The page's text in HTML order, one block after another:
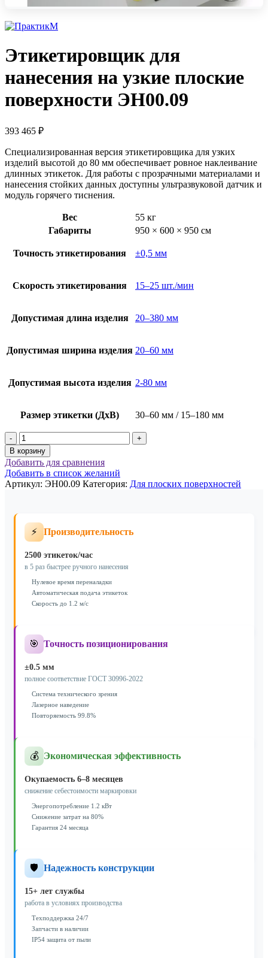
Этикетировщик для
нанесения на узкие плоские
поверхности ЭН00.09
393 465 ₽
Специализированная версия этикетировщика для узких
изделий высотой до 80 мм обеспечивает ровное наклеивание
длинных этикеток. Для работы с прозрачными материалами и
нанесения стойких данных доступны ультразвуковой датчик и
модуль горячего тиснения.
Вес
55 кг
Габариты
950 × 600 × 950 см
Точность этикетирования ±0,5 мм
Скорость этикетирования 15–25 шт./мин
Допустимая длина изделия 20–380 мм
Допустимая ширина изделия 20–60 мм
Допустимая высота изделия 2-80 мм
Размер этикетки (ДхВ) 30–60 мм / 15–180 мм
Количество
товара
Этикетировщик
для
нанесения
на
поверхности
ЭН00.09
В корзину
Добавить для сравнения
Добавить в список желаний
Артикул: ЭН00.09 Категория: Для плoских поверхностей
⚡ Производительность
2500 этикеток/час
в 5 раз быстрее ручного нанесения
Нулевое время переналадки
Автоматическая подача этикеток
Скорость до 1.2 м/с
🎯 Точность позиционирования
±0.5 мм
полное соответствие ГОСТ 30996-2022
Система технического зрения
Лазерное наведение
Повторяемость 99.8%
💰 Экономическая эффективность
Окупаемость 6–8 месяцев
снижение себестоимости маркировки
Энергопотребление 1.2 кВт
Снижение затрат на 80%
Гарантия 24 месяца
🛡️ Надежность конструкции
15+ лет службы
работа в условиях производства
Техподдержка 24/7
Запчасти в наличии
IP54 защита от пыли